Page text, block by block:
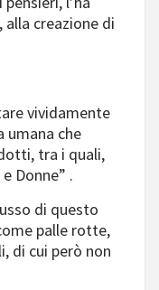
creazione di
vividamente
umana che
tra i quali,
Donne” .
di questo
palle rotte,
di cui però non